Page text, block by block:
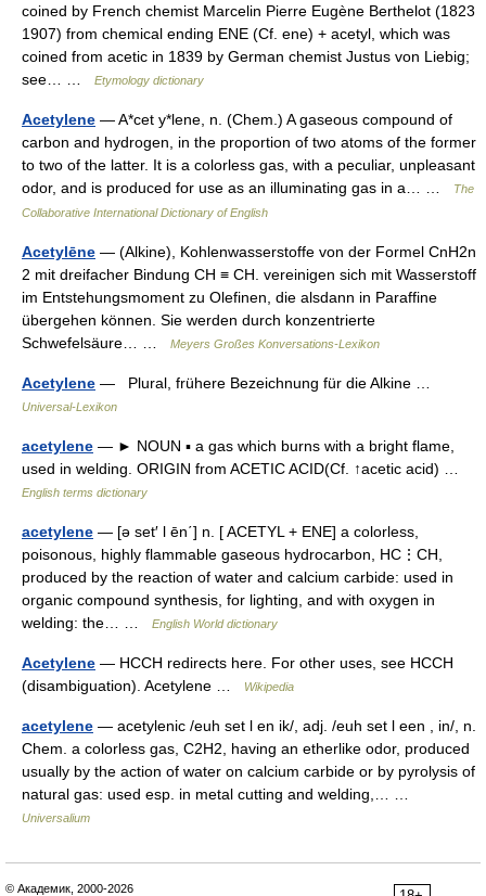
coined by French chemist Marcelin Pierre Eugène Berthelot (1823
1907) from chemical ending ENE (Cf. ene) + acetyl, which was
coined from acetic in 1839 by German chemist Justus von Liebig;
see… …
Etymology dictionary
Acetylene — A*cet y*lene, n. (Chem.) A gaseous compound of
carbon and hydrogen, in the proportion of two atoms of the former
to two of the latter. It is a colorless gas, with a peculiar, unpleasant
odor, and is produced for use as an illuminating gas in a… …
The
Collaborative International Dictionary of English
Acetylēne — (Alkine), Kohlenwasserstoffe von der Formel CnH2n
2 mit dreifacher Bindung CH ≡ CH. vereinigen sich mit Wasserstoff
im Entstehungsmoment zu Olefinen, die alsdann in Paraffine
übergehen können. Sie werden durch konzentrierte
Schwefelsäure… …
Meyers Großes Konversations-Lexikon
Acetylene — Plural, frühere Bezeichnung für die Alkine …
Universal-Lexikon
acetylene — ► NOUN ▪ a gas which burns with a bright flame,
used in welding. ORIGIN from ACETIC ACID(Cf. ↑acetic acid) …
English terms dictionary
acetylene — [ə set′ l ēn΄] n. [ ACETYL + ENE] a colorless,
poisonous, highly flammable gaseous hydrocarbon, HC⋮CH,
produced by the reaction of water and calcium carbide: used in
organic compound synthesis, for lighting, and with oxygen in
welding: the… …
English World dictionary
Acetylene — HCCH redirects here. For other uses, see HCCH
(disambiguation). Acetylene …
Wikipedia
acetylene — acetylenic /euh set l en ik/, adj. /euh set l een , in/, n.
Chem. a colorless gas, C2H2, having an etherlike odor, produced
usually by the action of water on calcium carbide or by pyrolysis of
natural gas: used esp. in metal cutting and welding,… …
Universalium
© Академик, 2000-2026